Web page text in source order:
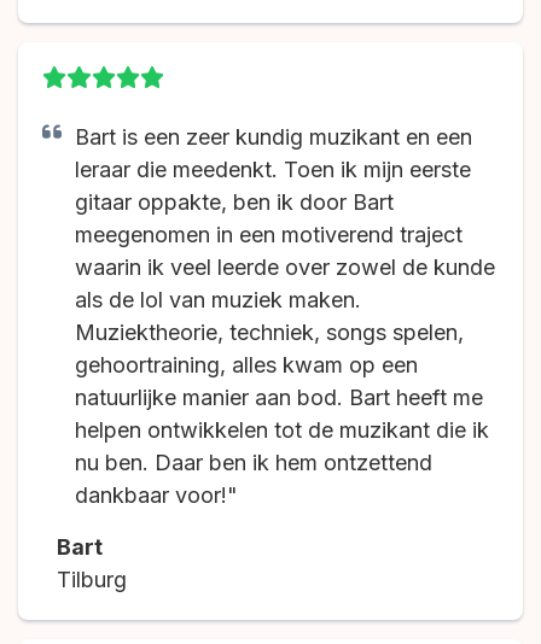
Bart is een zeer kundig muzikant en een
leraar die meedenkt. Toen ik mijn eerste
gitaar oppakte, ben ik door Bart
meegenomen in een motiverend traject
waarin ik veel leerde over zowel de kunde
als de lol van muziek maken.
Muziektheorie, techniek, songs spelen,
gehoortraining, alles kwam op een
natuurlijke manier aan bod. Bart heeft me
helpen ontwikkelen tot de muzikant die ik
nu ben. Daar ben ik hem ontzettend
dankbaar voor!"
Bart
Tilburg